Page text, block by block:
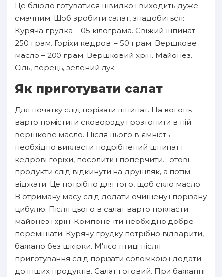
Це блюдо готуватися швидко і виходить дуже
смачним. Щоб зробити салат, знадобиться:
Куряча грудка – 05 кілограма. Свіжий шпинат –
250 грам. Горіхи кедрові – 50 грам. Вершкове
масло – 200 грам. Вершковий хрін. Майонез.
Сіль, перець, зелений лук.
Як приготувати салат
Для початку слід порізати шпинат. На вогонь
варто помістити сковороду і розтопити в ній
вершкове масло. Після цього в ємність
необхідно викласти подрібнений шпинат і
кедрові горіхи, посолити і поперчити. Готові
продукти слід відкинути на друшляк, а потім
віджати. Це потрібно для того, щоб скло масло.
В отриману масу слід додати очищену і порізану
цибулю. Після цього в салат варто покласти
майонез і хрін. Компоненти необхідно добре
перемішати. Курячу грудку потрібно відварити,
бажано без шкірки. М'ясо птиці після
приготування слід порізати соломкою і додати
до інших продуктів. Салат готовий. При бажанні